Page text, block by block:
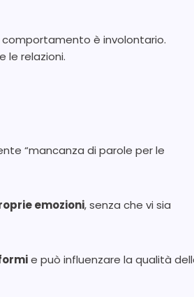
è involontario.
le relazioni.
“mancanza di parole per le
emozioni, senza che vi sia
e può influenzare la qualità